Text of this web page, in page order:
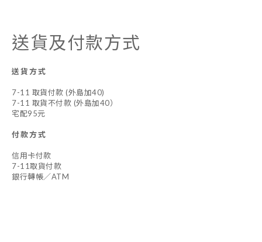
送貨及付款方式
送貨方式
7-11 取貨付款 (外島加40)
7-11 取貨不付款 (外島加40）
宅配95元
付款方式
信用卡付款
7-11取貨付款
銀行轉帳／ATM